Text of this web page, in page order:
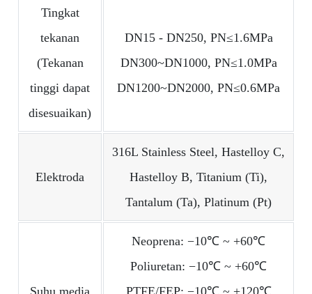
Tingkat
tekanan
(Tekanan
tinggi dapat
disesuaikan)
DN15 - DN250, PN≤1.6MPa
DN300~DN1000, PN≤1.0MPa
DN1200~DN2000, PN≤0.6MPa
Elektroda
316L Stainless Steel, Hastelloy C,
Hastelloy B, Titanium (Ti),
Tantalum (Ta), Platinum (Pt)
Suhu media
Neoprena: −10℃ ~ +60℃
Poliuretan: −10℃ ~ +60℃
PTFE/FEP: −10℃ ~ +120℃